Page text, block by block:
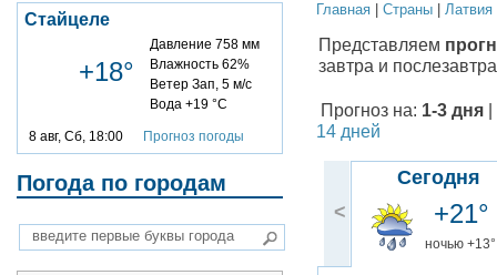
Стайцеле
+18°
Давление 758 мм
Влажность 62%
Ветер Зап, 5 м/с
Вода +19 °C
8 авг, Сб, 18:00 Прогноз погоды
Погода по городам
Главная Cтраны Латвия
Представляем
завтра и
Прогноз на: 1-3 дня
14 дней
<
Сегодня
+21°
ночью +13°